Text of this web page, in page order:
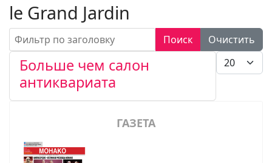
le Grand Jardin
Фильтр по заголовку Поиск
Очистить
Кол-во
Больше чем салон
антиквариата
ГАЗЕТА